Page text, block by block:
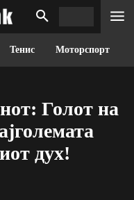
Тенис Моторспорт
Голот на
дух!